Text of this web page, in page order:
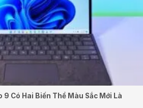
Có Hai Biến Thể Màu Sắc Mới Là